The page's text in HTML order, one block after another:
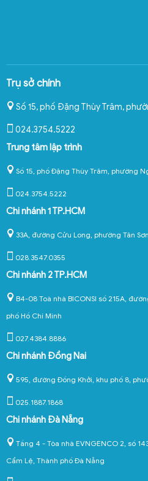
Trụ sở chính
Số 15, phố Đặng Thùy Trâm,
024.3754.5222
Trung tâm lập trình
Số 15, phố Đặng Thùy Trâm, phường
024.3754.5222
Chi nhánh 1 TP.HCM
33A, đường Cửu Long, phường Tân
028.3547.0355
Chi nhánh 2 TP.HCM
B4-08 Toà nhà BICONSI số 215A,
phố Hồ Chí Minh
027.4384.8886
Chi nhánh Đồng Nai
595, đường Đồng Khởi, khu phố 8,
025.1887.1868
Chi nhánh Đà Nẵng
Tầng 4 - Tòa nhà EVNGENCO 2, số
Cẩm Lệ, Thành phố Đà Nẵng